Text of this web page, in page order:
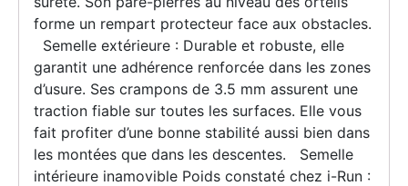
forme un rempart protecteur face aux obstacles.
Semelle extérieure : Durable et robuste, elle
garantit une adhérence renforcée dans les zones
d’usure. Ses crampons de 3.5 mm assurent une
traction fiable sur toutes les surfaces. Elle vous
fait profiter d’une bonne stabilité aussi bien dans
les montées que dans les descentes. Semelle
intérieure inamovible Poids constaté chez i-Run :